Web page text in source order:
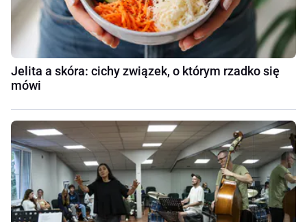
Jelita a skóra: cichy związek, o którym rzadko się
mówi